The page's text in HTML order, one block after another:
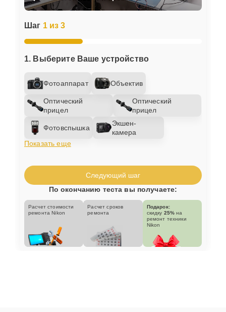
Шаг 1 из 3
1. Выберите Ваше устройство
Фотоаппарат Объектив
Оптический
прицел
Оптический
прицел
Фотовспышка
Экшен-
камера
Показать еще
Следующий шаг
По окончанию теста вы получаете:
Расчет стоимости
ремонта Nikon
Расчет сроков
ремонта
Подарок:
скидку 25% на
ремонт техники
Nikon